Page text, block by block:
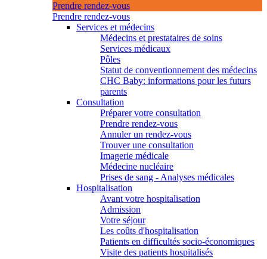
Prendre rendez-vous
Prendre rendez-vous
Services et médecins
Médecins et prestataires de soins
Services médicaux
Pôles
Statut de conventionnement des médecins
CHC Baby: informations pour les futurs
parents
Consultation
Préparer votre consultation
Prendre rendez-vous
Annuler un rendez-vous
Trouver une consultation
Imagerie médicale
Médecine nucléaire
Prises de sang - Analyses médicales
Hospitalisation
Avant votre hospitalisation
Admission
Votre séjour
Les coûts d'hospitalisation
Patients en difficultés socio-économiques
Visite des patients hospitalisés